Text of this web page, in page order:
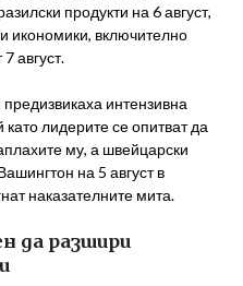
продукти на 6 август,
икономики, включително
август.
интензивна
лидерите се опитват да
му, а швейцарски
на 5 август в
наказателните мита.
да разшири